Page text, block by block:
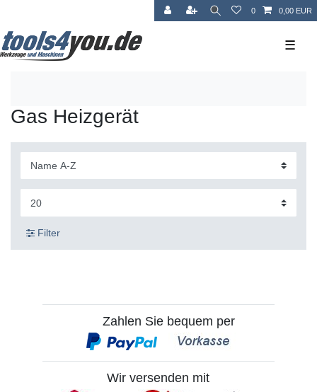
0 0,00 EUR
☰
Gas Heizgerät
Filter
Zahlen Sie bequem per
Wir versenden mit